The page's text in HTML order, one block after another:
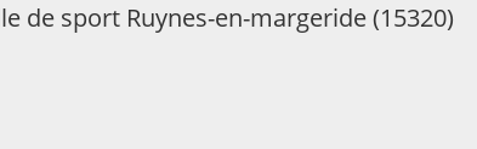
de sport Ruynes-en-margeride (15320)